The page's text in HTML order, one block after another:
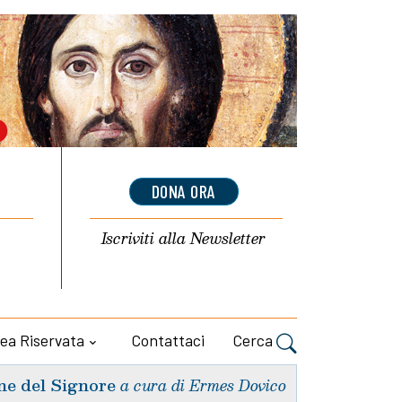
DONA ORA
Iscriviti allaNewsletter
Riservata Contattaci Cerca
del Signorea cura di Ermes Dovico